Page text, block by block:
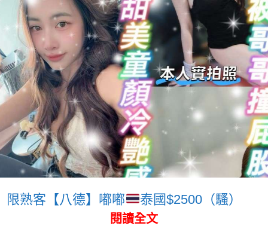
限熟客【八德】嘟嘟 泰國$2500（騷）
閱讀全文